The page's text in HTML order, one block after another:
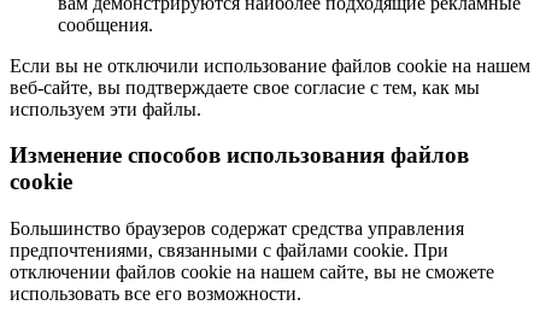
сообщения.
Если вы не отключили использование файлов cookie на нашем
веб-сайте, вы подтверждаете свое согласие с тем, как мы
используем эти файлы.
Изменение способов использования файлов
cookie
Большинство браузеров содержат средства управления
предпочтениями, связанными с файлами cookie. При
отключении файлов cookie на нашем сайте, вы не сможете
использовать все его возможности.